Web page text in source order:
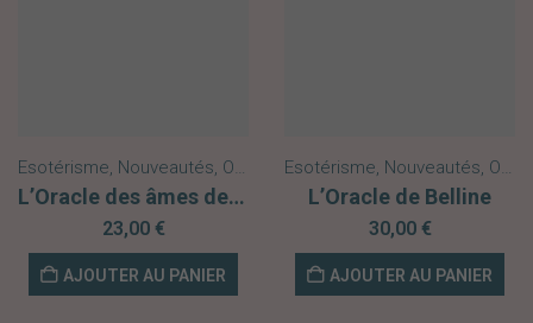
Esotérisme, Nouveautés, Oracles
L’Oracle des âmes de Céline Franoux
23,00 €
AJOUTER AU PANIER
Esotérisme, Nouveautés, Oracles
L’Oracle de Belline
30,00 €
AJOUTER AU PANIER